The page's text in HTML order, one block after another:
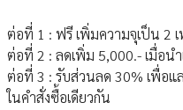
ต่อที่ 1 : ฟรี เพิ่มความจุเป็น 2
ต่อที่ 2 : ลดเพิ่ม 5,000.- เมื่อนำ
ต่อที่ 3 : รับส่วนลด 30% เพื่อแ
ในคำสั่งซื้อเดียวกัน